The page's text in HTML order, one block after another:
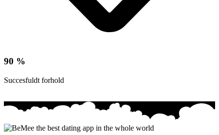
90 %
Succesfuldt forhold